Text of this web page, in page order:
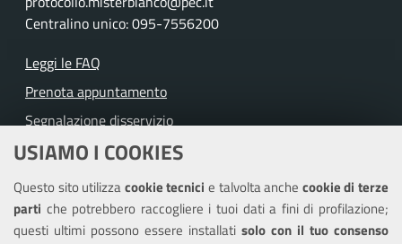
USIAMO I COOKIES
Questo sito utilizzacookie tecnicie talvolta anche cookie di terze
parti che potrebbero raccogliere i tuoi dati a fini di profilazione;
questi ultimi possono essere installati solo con il tuo consenso
Centralino unico: 095-7556200
Leggi le FAQ
Prenota appuntamento
Segnalazione disservizio
Richiesta assistenza
Amministrazione trasparente
Informativa privacy